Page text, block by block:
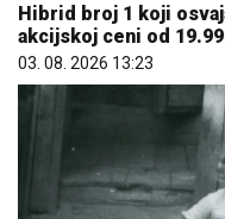
Hibrid broj 1 koji
akcijskoj ceni od
03. 08. 2026 13:23